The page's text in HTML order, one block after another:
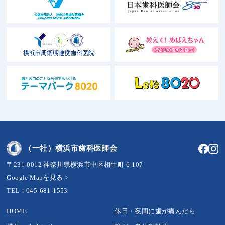
（一社）横浜市歯科医師会
〒231-0012 神奈川県横浜市中区相生町 6-107
Google Mapを見る >
TEL：045-681-1553
HOME 休日・夜間に歯が痛んだら